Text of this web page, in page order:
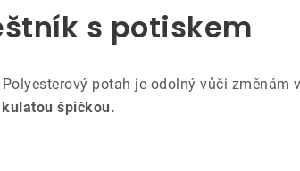
s potiskem
potah je odolný vůči změnám
špičkou.